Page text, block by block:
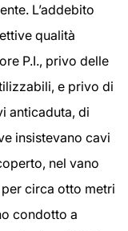
L’addebito
qualità
P.I., privo delle
e privo di
anticaduta, di
insistevano cavi
nel vano
circa otto metri
condotto a